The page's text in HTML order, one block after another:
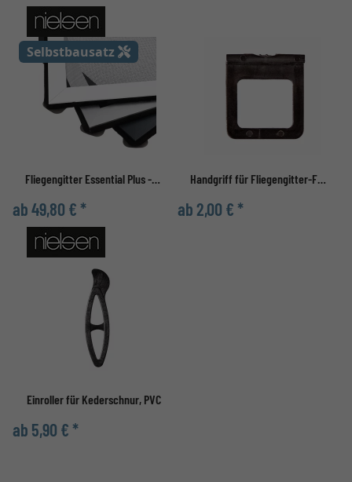
Fliegengitter Essential Plus - Selbstbausatz
ab 49,80 € *
Selbstbausatz
Handgriff für Fliegengitter-Fenster
ab 2,00 € *
Einroller für Kederschnur, PVC
ab 5,90 € *